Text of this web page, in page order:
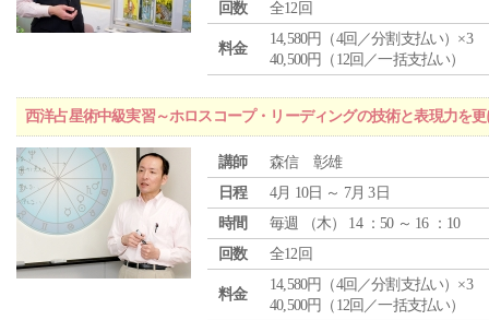
回数
全12回
料金
14,580円（4回／分割支払い）×3
40,500円（12回／一括支払い）
西洋占星術中級実習～ホロスコープ・リーディングの技術と表現力を
講師
森信 彰雄
日程
4月 10日 ～ 7月 3日
時間
毎週 （木） 14 ：50 ～ 16 ：10
回数
全12回
料金
14,580円（4回／分割支払い）×3
40,500円（12回／一括支払い）